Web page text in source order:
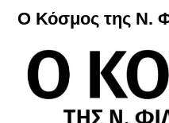
Μετάβαση
περιεχόμενο
Ο Κόσμος της Ν.